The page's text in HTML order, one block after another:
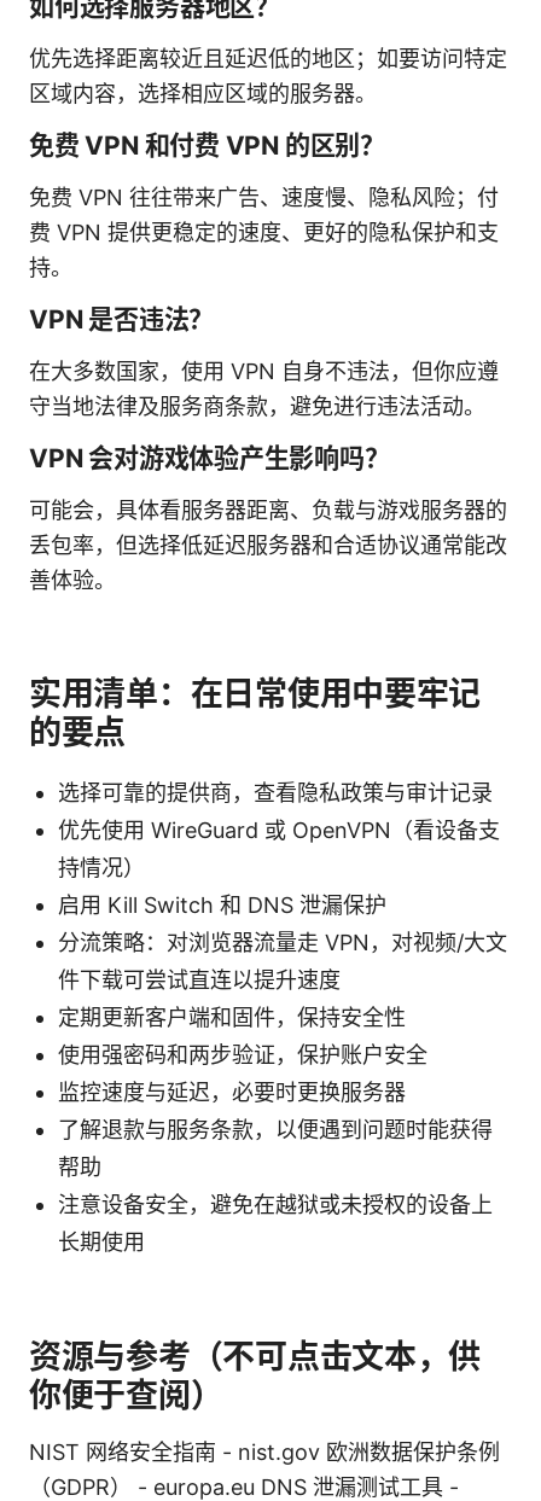
如何选择服务器地区？
优先选择距离较近且延迟低的地区；如要访问特定
区域内容，选择相应区域的服务器。
免费 VPN 和付费 VPN 的区别？
免费 VPN 往往带来广告、速度慢、隐私风险；付
费 VPN 提供更稳定的速度、更好的隐私保护和支
持。
VPN 是否违法？
在大多数国家，使用 VPN 自身不违法，但你应遵
守当地法律及服务商条款，避免进行违法活动。
VPN 会对游戏体验产生影响吗？
可能会，具体看服务器距离、负载与游戏服务器的
丢包率，但选择低延迟服务器和合适协议通常能改
善体验。
实用清单：在日常使用中要牢记
的要点
选择可靠的提供商，查看隐私政策与审计记录
优先使用 WireGuard 或 OpenVPN（看设备支
持情况）
启用 Kill Switch 和 DNS 泄漏保护
分流策略：对浏览器流量走 VPN，对视频/大文
件下载可尝试直连以提升速度
定期更新客户端和固件，保持安全性
使用强密码和两步验证，保护账户安全
监控速度与延迟，必要时更换服务器
了解退款与服务条款，以便遇到问题时能获得
帮助
注意设备安全，避免在越狱或未授权的设备上
长期使用
资源与参考（不可点击文本，供
你便于查阅）
NIST 网络安全指南 - nist.gov 欧洲数据保护条例
（GDPR） - europa.eu DNS 泄漏测试工具 -